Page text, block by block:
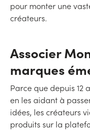
pour monter une
créateurs.
Associer
marques
Parce que depuis 12
en les aidant à
idées, les créateurs
produits sur la